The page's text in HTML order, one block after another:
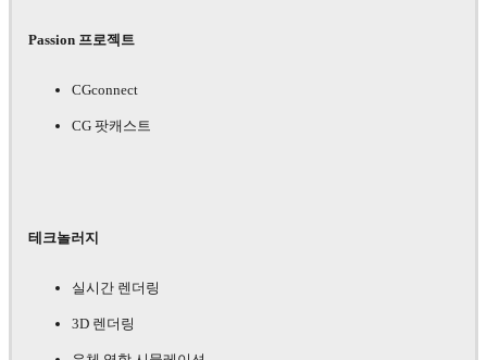
Passion 프로젝트
CGconnect
CG 팟캐스트
테크놀러지
실시간 렌더링
3D 렌더링